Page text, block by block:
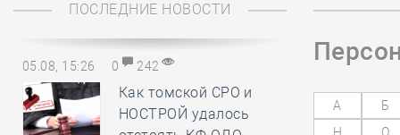
ПОСЛЕДНИЕ НОВОСТИ
05.08, 15:26 0 242
Как томской СРО и
НОСТРОЙ удалось
А Б